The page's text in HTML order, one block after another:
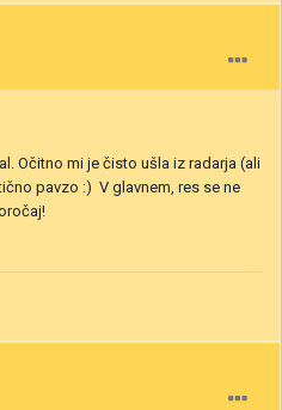
Očitno mi je čisto ušla iz radarja (ali
pavzo :) V glavnem, res se ne